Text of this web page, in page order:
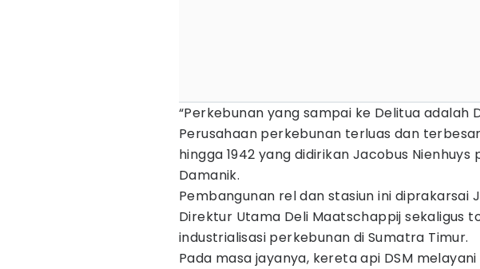
“Perkebunan yang sampai ke Delitua adalah
Perusahaan perkebunan terluas dan
hingga 1942 yang didirikan Jacobus Nienhuys
Damanik.
Pembangunan rel dan stasiun ini diprakarsai
Direktur Utama Deli Maatschappij sekaligus
industrialisasi perkebunan di Sumatra Timur.
Pada masa jayanya, kereta api DSM